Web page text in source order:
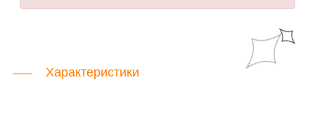
Характеристики